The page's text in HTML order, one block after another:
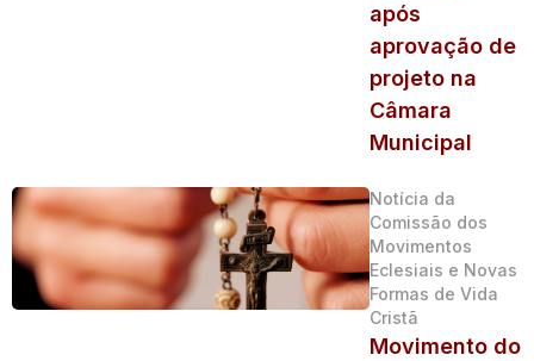
após
aprovação de
projeto na
Câmara
Municipal
Notícia da
Comissão dos
Movimentos
Eclesiais e Novas
Formas de Vida
Cristã
Movimento do